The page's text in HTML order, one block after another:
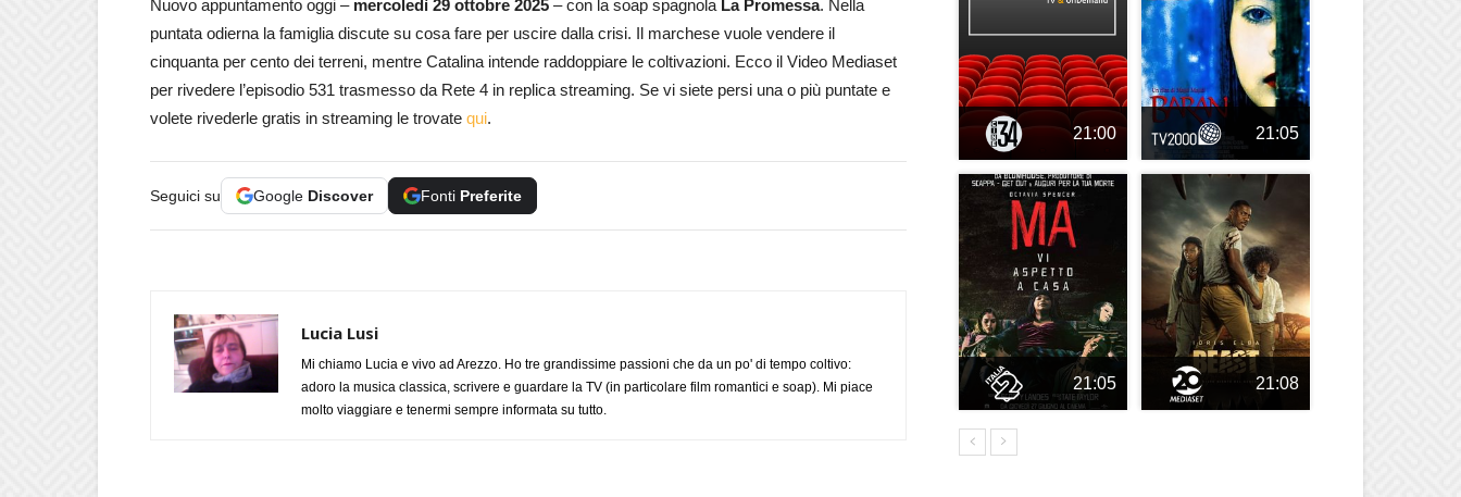
Nuovo appuntamento oggi – mercoledì 29 ottobre 2025 – con la soap spagnola La Promessa. Nella
puntata odierna la famiglia discute su cosa fare per uscire dalla crisi. Il marchese vuole vendere il
cinquanta per cento dei terreni, mentre Catalina intende raddoppiare le coltivazioni. Ecco il Video Mediaset
per rivedere l’episodio 531 trasmesso da Rete 4 in replica streaming. Se vi siete persi una o più puntate e
volete rivederle gratis in streaming le trovate qui.
Seguici su Google Discover Fonti Preferite
Lucia Lusi
Mi chiamo Lucia e vivo ad Arezzo. Ho tre grandissime passioni che da un po' di tempo coltivo:
adoro la musica classica, scrivere e guardare la TV (in particolare film romantici e soap). Mi piace
molto viaggiare e tenermi sempre informata su tutto.
21:00 21:05
21:05 21:08